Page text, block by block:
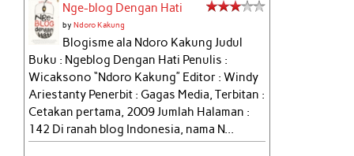
Nge-blog Dengan Hati
byNdoro Kakung
Blogisme ala Ndoro Kakung Judul
Buku : Ngeblog Dengan Hati Penulis :
Wicaksono “Ndoro Kakung” Editor : Windy
Ariestanty Penerbit : Gagas Media, Terbitan :
Cetakan pertama, 2009 Jumlah Halaman :
142 Di ranah blog Indonesia, nama N...